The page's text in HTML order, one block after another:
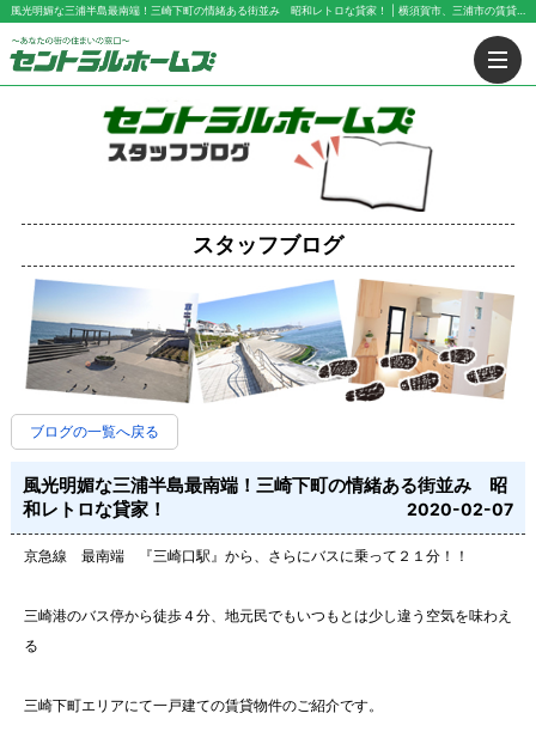
風光明媚な三浦半島最南端！三崎下町の情緒ある街並み 昭和レトロな貸家！ | 横須賀市、三浦市の賃貸は有限会社セントラル・ホームズにお任せ下さい！
スタッフブログ
ブログの一覧へ戻る
風光明媚な三浦半島最南端！三崎下町の情緒ある街並み 昭
和レトロな貸家！
2020-02-07
京急線 最南端 『三崎口駅』から、さらにバスに乗って２１分！！
三崎港のバス停から徒歩４分、地元民でもいつもとは少し違う空気を味わえ
る
三崎下町エリアにて一戸建ての賃貸物件のご紹介です。